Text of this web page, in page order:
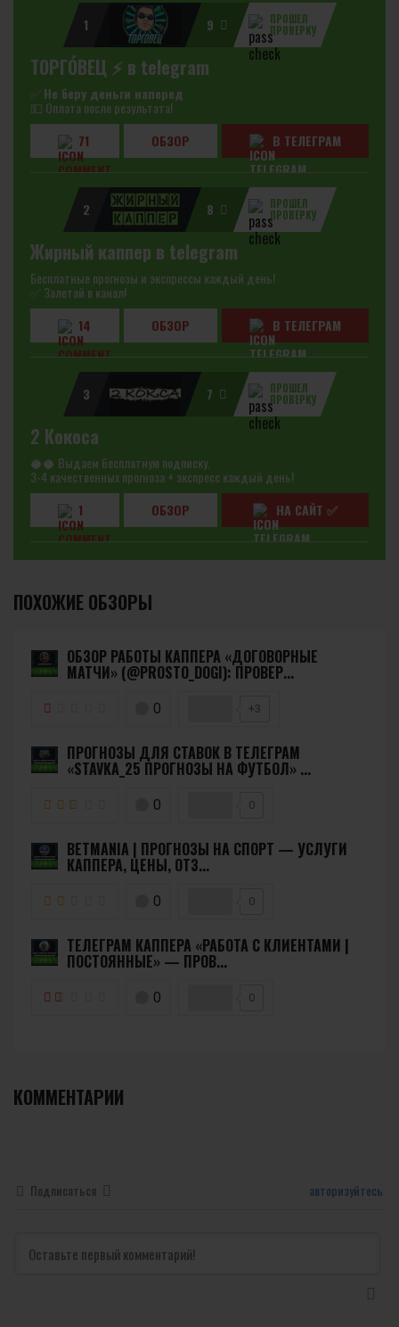
1 9
ПРОШЕЛ
ПРОВЕРКУ
ТОРГО́ВЕЦ ⚡️ в telegram
Не беру деньги наперед
💵 Оплата после результата!
71
ОБЗОР В ТЕЛЕГРАМ
2 8
ПРОШЕЛ
ПРОВЕРКУ
Жирный каппер в telegram
Бесплатные прогнозы и экспрессы каждый день!
✅ Залетай в канал!
14
ОБЗОР В ТЕЛЕГРАМ
3 7
ПРОШЕЛ
ПРОВЕРКУ
2 Кокоса
🥥🥥 Выдаем бесплатную подписку.
3-4 качественных прогноза + экспресс каждый день!
1
ОБЗОР НА САЙТ ✅
ПОХОЖИЕ ОБЗОРЫ
ОБЗОР РАБОТЫ КАППЕРА «ДОГОВОРНЫЕ
МАТЧИ» (@PROSTO_DOGI): ПРОВЕР...
0 +3
ПРОГНОЗЫ ДЛЯ СТАВОК В ТЕЛЕГРАМ
«STAVKA_25 ПРОГНОЗЫ НА ФУТБОЛ» ...
0 0
BETMANIA | ПРОГНОЗЫ НА СПОРТ — УСЛУГИ
КАППЕРА, ЦЕНЫ, ОТЗ...
0 0
ТЕЛЕГРАМ КАППЕРА «РАБОТА С КЛИЕНТАМИ |
ПОСТОЯННЫЕ» — ПРОВ...
0 0
КОММЕНТАРИИ
Подписаться авторизуйтесь